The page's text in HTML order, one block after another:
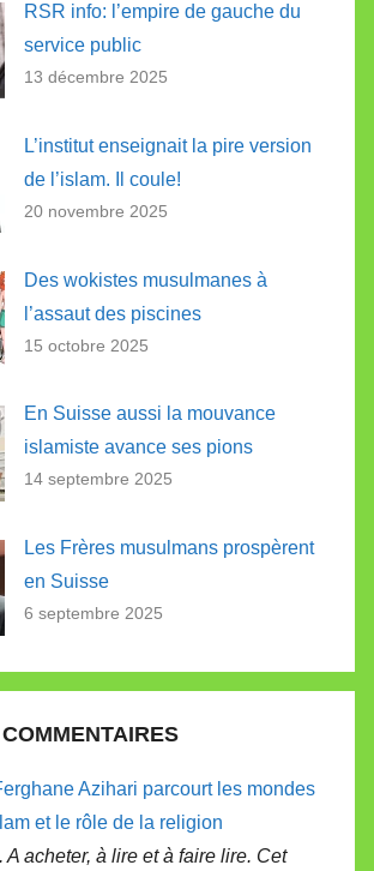
RSR info: l’empire de gauche du
service public
13 décembre 2025
L’institut enseignait la pire version
de l’islam. Il coule!
20 novembre 2025
Des wokistes musulmanes à
l’assaut des piscines
15 octobre 2025
En Suisse aussi la mouvance
islamiste avance ses pions
14 septembre 2025
Les Frères musulmans prospèrent
en Suisse
6 septembre 2025
Azihari parcourt les mondes
et le rôle de la religion
A acheter, à lire et à faire lire. Cet